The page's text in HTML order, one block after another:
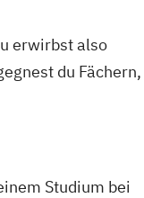
erwirbst also
du Fächern,
Studium bei